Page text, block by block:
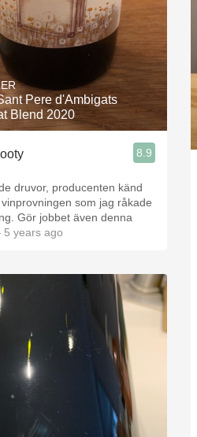
Pere d'Ambigats
Blend 2020
8.9
druvor, producenten känd
som jag råkade
Gör jobbet även denna
years ago